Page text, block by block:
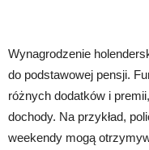
Wynagrodzenie
do podstawowej pensji.
różnych dodatków i
dochody. Na przykład,
weekendy mogą